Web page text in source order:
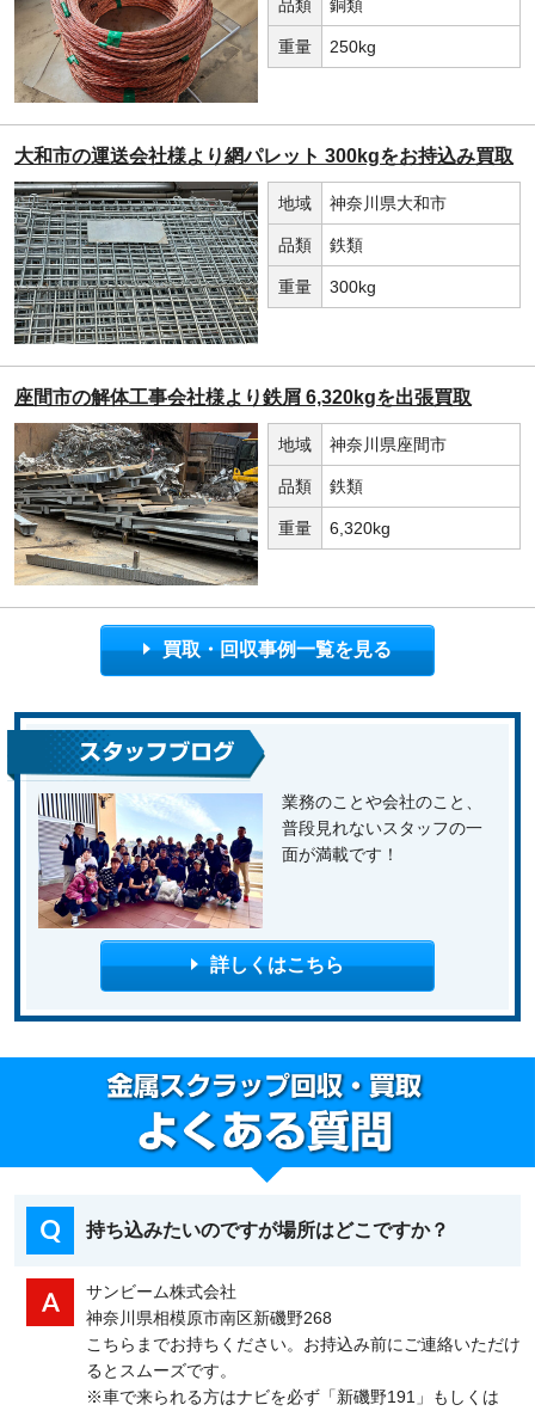
品類 銅類
重量 250kg
大和市の運送会社様より網パレット 300kgをお持込み買取
地域 神奈川県大和市
品類 鉄類
重量 300kg
座間市の解体工事会社様より鉄屑 6,320kgを出張買取
地域 神奈川県座間市
品類 鉄類
重量 6,320kg
買取・回収事例一覧を見る
業務のことや会社のこと、
普段見れないスタッフの一
面が満載です！
詳しくはこちら
持ち込みたいのですが場所はどこですか？
サンビーム株式会社
神奈川県相模原市南区新磯野268
こちらまでお持ちください。お持込み前にご連絡いただけ
るとスムーズです。
※車で来られる方はナビを必ず「新磯野191」もしくは